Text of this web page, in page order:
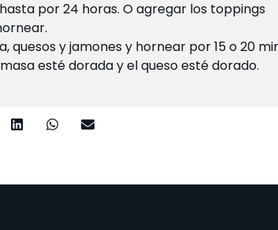
por 24 horas. O agregar los toppings
quesos y jamones y hornear por 15 o 20
esté dorada y el queso esté dorado.